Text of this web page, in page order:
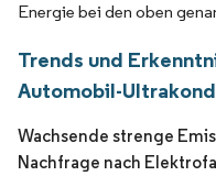
Energie bei den oben
Trends und
Automobil-
Wachsende strenge
Nachfrage nach